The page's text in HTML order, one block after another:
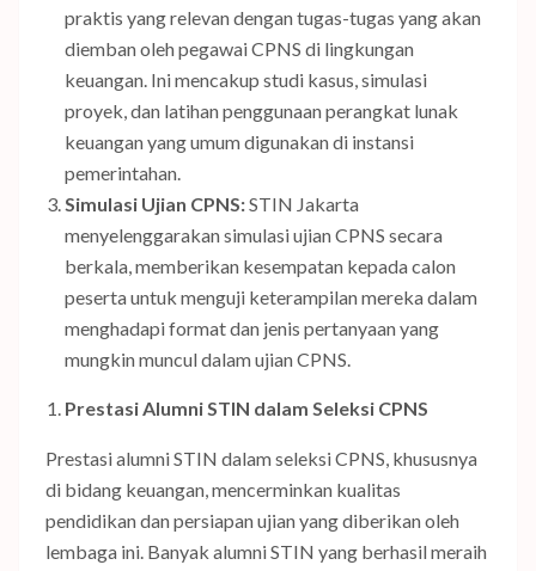
praktis yang relevan dengan tugas-tugas yang akan
diemban oleh pegawai CPNS di lingkungan
keuangan. Ini mencakup studi kasus, simulasi
proyek, dan latihan penggunaan perangkat lunak
keuangan yang umum digunakan di instansi
pemerintahan.
Simulasi Ujian CPNS:STIN Jakarta
menyelenggarakan simulasi ujian CPNS secara
berkala, memberikan kesempatan kepada calon
peserta untuk menguji keterampilan mereka dalam
menghadapi format dan jenis pertanyaan yang
mungkin muncul dalam ujian CPNS.
Prestasi Alumni STIN dalam Seleksi CPNS
Prestasi alumni STIN dalam seleksi CPNS, khususnya
di bidang keuangan, mencerminkan kualitas
pendidikan dan persiapan ujian yang diberikan oleh
lembaga ini. Banyak alumni STIN yang berhasil meraih